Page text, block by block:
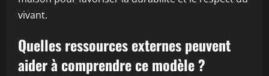
vivant.
Quelles ressources externes peuvent
aider à comprendre ce modèle ?